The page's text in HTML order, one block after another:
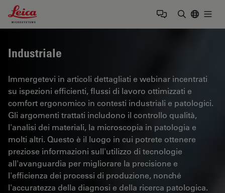
Leica Microsystems Logo
Industriale
Immergetevi in articoli dettagliati e webinar incentrati
su ispezioni efficienti, flussi di lavoro ottimizzati e
comfort ergonomico in contesti industriali e patologici.
Gli argomenti trattati includono il controllo qualità,
l'analisi dei materiali, la microscopia in patologia e
molti altri. Questo è il luogo in cui potrete ottenere
preziose informazioni sull'utilizzo di tecnologie
all'avanguardia per migliorare la precisione e
l'efficienza dei processi di produzione, nonché
l'accuratezza della diagnosi e della ricerca patologica.